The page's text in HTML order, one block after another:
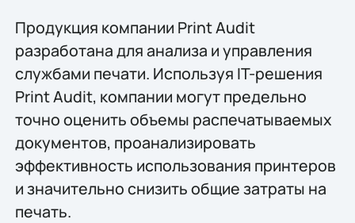
Продукция компании Print Audit
разработана для анализа и управления
службами печати. Используя IT-решения
Print Audit, компании могут предельно
точно оценить объемы распечатываемых
документов, проанализировать
эффективность использования принтеров
и значительно снизить общие затраты на
печать.